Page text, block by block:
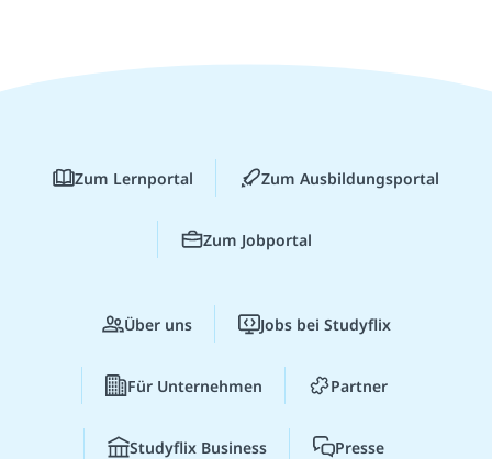
Zum Lernportal Zum Ausbildungsportal
Zum Jobportal
Über uns Jobs bei Studyflix
Für Unternehmen Partner
Studyflix Business Presse